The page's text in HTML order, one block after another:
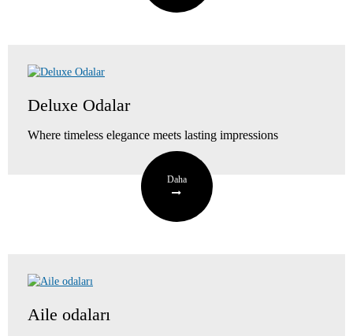
Deluxe Odalar
Where timeless elegance meets lasting impressions
Daha
Aile odaları